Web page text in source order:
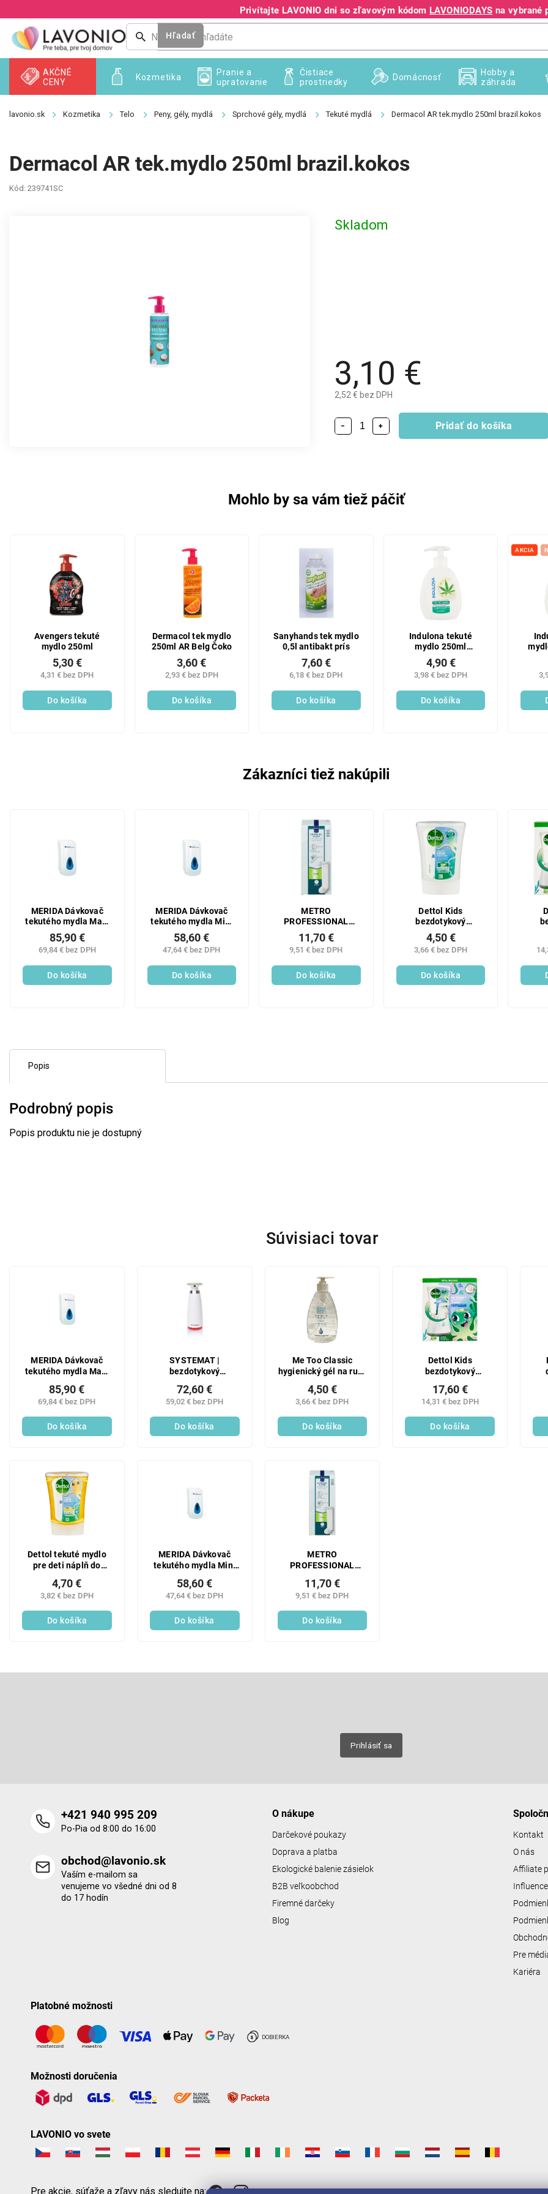
na
obsah
Privítajte LAVONIO dni so zľavovým kódom LAVONIODAYS na vybrané
+421 940 995 209
Hľadať
Kozmetika
AKČNÉ
CENY
Pranie a
upratovanie
Čistiace
prostriedky
Domácnosť
Hobby a
záhrada
Kozmetika Telo Peny, gély, mydlá Sprchové gély, mydlá Tekuté mydlá Dermacol AR tek.mydlo 250ml brazil.kokos
Dermacol AR tek.mydlo 250ml brazil.kokos
Kód: 239741SC
3,10 €
2,52 € bez DPH
Skladom
+
− Pridať do košíka
Mohlo by sa vám tiež páčiť
Avengers tekuté
mydlo 250ml
4,31 € bez DPH
5,30 €
Do košíka
Dermacol tek mydlo
250ml AR Belg Čoko
2,93 € bez DPH
3,60 €
Do košíka
Sanyhands tek mydlo
0,5l antibakt prís
6,18 € bez DPH
7,60 €
Do košíka
Indulona tekuté
mydlo 250ml
Konopné sem.
3,98 € bez DPH
4,90 €
Do košíka
AKCIA
Zákazníci tiež nakúpili
MERIDA Dávkovač
tekutého mydla Maxi
(+4x farebný priezor)
800 ml
69,84 € bez DPH
85,90 €
Do košíka
MERIDA Dávkovač
tekutého mydla Mini
(+4x farebný priezor)
400 ml
47,64 € bez DPH
58,60 €
Do košíka
METRO
PROFESSIONAL
Dávkovací systém
(380 ml) 2 ks
9,51 € bez DPH
11,70 €
Do košíka
Dettol Kids
bezdotykový
dávkovač 250ml
Dobrodruh náplň
3,66 € bez DPH
4,50 €
Do košíka
Súvisiaci tovar
MERIDA Dávkovač
tekutého mydla Maxi
800 ml
69,84 € bez DPH
85,90 €
Do košíka
SYSTEMAT |
bezdotykový
mydla, šampónov a
umývacích
prostriedkov | infra
senzor + LED
indikácia | objem 340
59,02 € bez DPH
72,60 €
Do košíka
Me Too Classic
hygienický gél na ruky
3,66 € bez DPH
4,50 €
Do košíka
Dettol Kids
bezdotykový
Detský
14,31 € bez DPH
17,60 €
Do košíka
Dettol tekuté mydlo
pre deti náplň do
dávkovača Bavič 250
ml
3,82 € bez DPH
4,70 €
Do košíka
MERIDA Dávkovač
tekutého mydla Mini
400 ml
47,64 € bez DPH
58,60 €
Do košíka
METRO
PROFESSIONAL
(380 ml) 2 ks
9,51 € bez DPH
11,70 €
Do košíka
Popis
Podrobný popis
Popis produktu nie je dostupný
Prihlásiť sa
+421 940 995 209
Po-Pia od 8:00 do 16:00
obchod@lavonio.sk
Vaším e-mailom sa
venujeme vo všedné dni od 8
do 17 hodín
O nákupe
Darčekové poukazy
Doprava a platba
Ekologické balenie zásielok
B2B veľkoobchod
Firemné darčeky
Blog
Kontakt
O nás
Affiliate
Pre
Kariéra
Platobné možnosti
Možnosti doručenia
LAVONIO vo svete
Pre akcie, súťaže a zľavy nás sledujte na: